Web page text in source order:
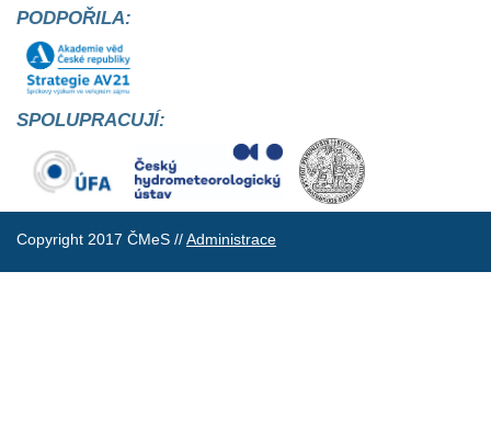
PODPOŘILA:
SPOLUPRACUJÍ:
Copyright 2017 ČMeS //Administrace